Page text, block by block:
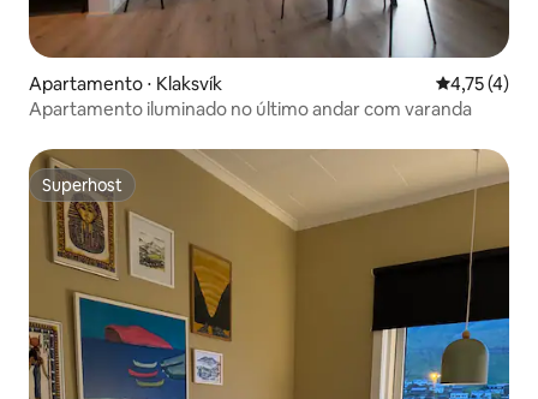
Apartamento ⋅ Klaksvík 4,75 de
4,75 (4)
Apartamento iluminado no último andar com varanda
Superhost
Superhost